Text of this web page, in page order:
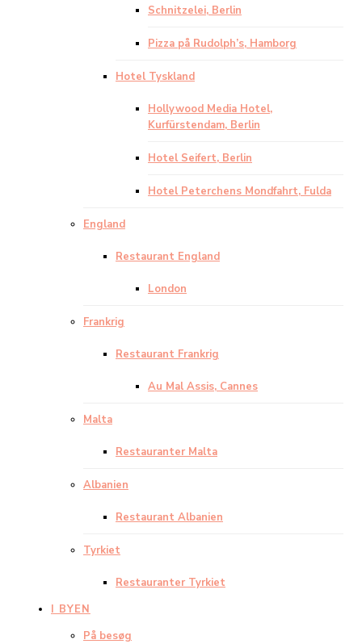
Schnitzelei, Berlin
Pizza på Rudolph’s, Hamborg
Hotel Tyskland
Hollywood Media Hotel,
Kurfürstendam, Berlin
Hotel Seifert, Berlin
Hotel Peterchens Mondfahrt, Fulda
England
Restaurant England
London
Frankrig
Restaurant Frankrig
Au Mal Assis, Cannes
Malta
Restauranter Malta
Albanien
Restaurant Albanien
Tyrkiet
Restauranter Tyrkiet
I BYEN
På besøg